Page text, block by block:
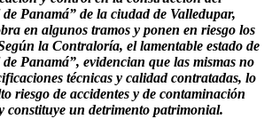
Panamá” de la ciudad de Valledupar,
en algunos tramos y ponen en riesgo los
la Contraloría, el lamentable estado de
Panamá”, evidencian que las mismas no
técnicas y calidad contratadas, lo
riesgo de accidentes y de contaminación
constituye un detrimento patrimonial.